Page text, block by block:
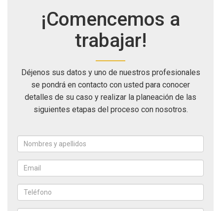
¡Comencemos a
trabajar!
Déjenos sus datos y uno de nuestros profesionales
se pondrá en contacto con usted para conocer
detalles de su caso y realizar la planeación de las
siguientes etapas del proceso con nosotros.
apellidos
*